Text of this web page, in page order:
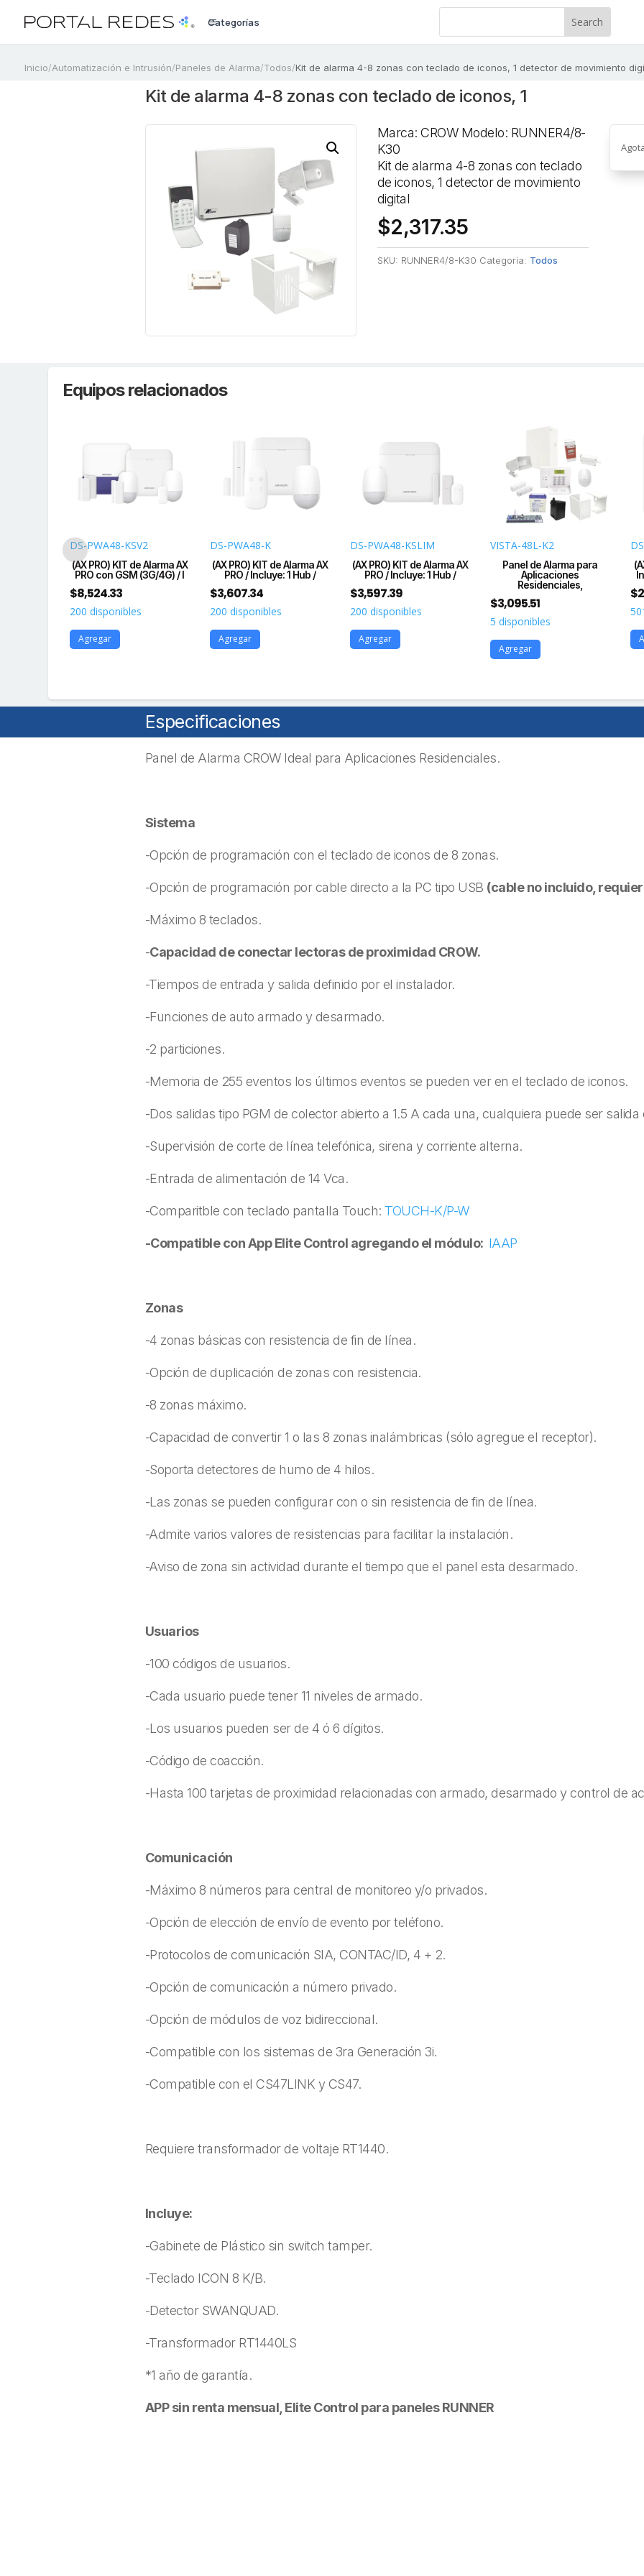
a
Categorías
Inicio/Automatización e Intrusión/Paneles de Alarma/Todos/Kit de alarma 4-8 zonas con teclado de iconos, 1 detector de movimiento
Kit de alarma 4-8 zonas con teclado de iconos, 1
Marca: CROW Modelo: RUNNER4/8-
K30
Kit de alarma 4-8 zonas con teclado
de iconos, 1 detector de movimiento
digital
$2,317.35
SKU: RUNNER4/8-K30 Categoría: Todos
Equipos relacionados
DS-PWA48-KSV2
(AX PRO) KIT de Alarma AX
PRO con GSM (3G/4G) / I
$8,524.33
200 disponibles
Agregar
DS-PWA48-K
(AX PRO) KIT de Alarma AX
PRO / Incluye: 1 Hub /
$3,607.34
200 disponibles
Agregar
DS-PWA48-KSLIM
(AX PRO) KIT de Alarma AX
PRO / Incluye: 1 Hub /
$3,597.39
200 disponibles
Agregar
VISTA-48L-K2
Panel de Alarma para
Aplicaciones
Residenciales,
$3,095.51
5 disponibles
Agregar
$
Especificaciones
Panel de Alarma CROW Ideal para Aplicaciones Residenciales.
Sistema
-Opción de programación con el teclado de iconos de 8 zonas.
-Opción de programación por cable directo a la PC tipo USB (cable no incluido,
-Máximo 8 teclados.
-Capacidad de conectar lectoras de proximidad CROW.
-Tiempos de entrada y salida definido por el instalador.
-Funciones de auto armado y desarmado.
-2 particiones.
-Memoria de 255 eventos los últimos eventos se pueden ver en el teclado de iconos.
-Dos salidas tipo PGM de colector abierto a 1.5 A cada una, cualquiera puede ser salida
-Supervisión de corte de línea telefónica, sirena y corriente alterna.
-Entrada de alimentación de 14 Vca.
-Comparitble con teclado pantalla Touch: TOUCH-K/P-W
-Compatible con App Elite Control agregando el módulo: IAAP
Zonas
-4 zonas básicas con resistencia de fin de línea.
-Opción de duplicación de zonas con resistencia.
-8 zonas máximo.
-Capacidad de convertir 1 o las 8 zonas inalámbricas (sólo agregue el receptor).
-Soporta detectores de humo de 4 hilos.
-Las zonas se pueden configurar con o sin resistencia de fin de línea.
-Admite varios valores de resistencias para facilitar la instalación.
-Aviso de zona sin actividad durante el tiempo que el panel esta desarmado.
Usuarios
-100 códigos de usuarios.
-Cada usuario puede tener 11 niveles de armado.
-Los usuarios pueden ser de 4 ó 6 dígitos.
-Código de coacción.
-Hasta 100 tarjetas de proximidad relacionadas con armado, desarmado y control de
Comunicación
-Máximo 8 números para central de monitoreo y/o privados.
-Opción de elección de envío de evento por teléfono.
-Protocolos de comunicación SIA, CONTAC/ID, 4 + 2.
-Opción de comunicación a número privado.
-Opción de módulos de voz bidireccional.
-Compatible con los sistemas de 3ra Generación 3i.
-Compatible con el CS47LINK y CS47.
Requiere transformador de voltaje RT1440.
Incluye:
-Gabinete de Plástico sin switch tamper.
-Teclado ICON 8 K/B.
-Detector SWANQUAD.
-Transformador RT1440LS
*1 año de garantía.
APP sin renta mensual, Elite Control para paneles RUNNER